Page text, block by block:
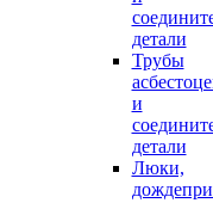
детали
Трубы
и
детали
Люки,